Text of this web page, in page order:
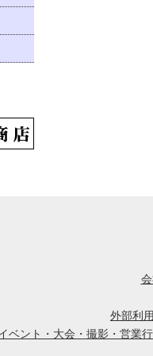
外部利
ベント・大会・撮影・営業